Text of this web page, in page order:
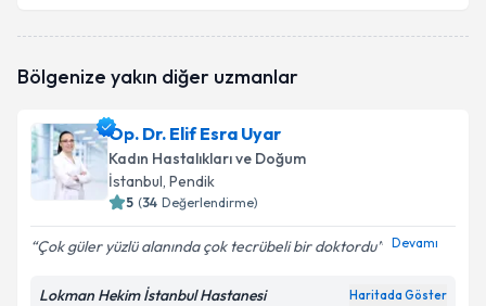
oluşturun. Size bu uzmandan randevu almanız için bir
E-posta Adresiniz
Kişisel verilerimin işlenmesine ilişkinAydınlatma
kapsamda işlenmesini kabul ediyorum.
Bölgenize yakın diğer uzmanlar
Op. Dr. Elif Esra Uyar
Kadın Hastalıkları ve Doğum
İstanbul, Pendik
5 (34 Değerlendirme)
Çok güler yüzlü alanında çok tecrübeli bir doktordu Devamı
Lokman Hekim İstanbul Hastanesi Haritada Göster